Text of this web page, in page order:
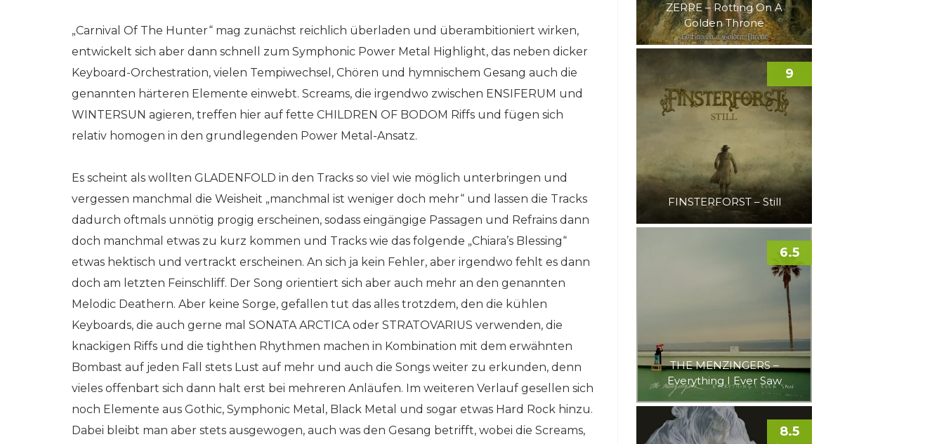
„Carnival Of The Hunter“ mag zunächst reichlich überladen und überambitioniert wirken,
entwickelt sich aber dann schnell zum Symphonic Power Metal Highlight, das neben dicker
Keyboard-Orchestration, vielen Tempiwechsel, Chören und hymnischem Gesang auch die
genannten härteren Elemente einwebt. Screams, die irgendwo zwischen ENSIFERUM und
WINTERSUN agieren, treffen hier auf fette CHILDREN OF BODOM Riffs und fügen sich
relativ homogen in den grundlegenden Power Metal-Ansatz.
Es scheint als wollten GLADENFOLD in den Tracks so viel wie möglich unterbringen und
vergessen manchmal die Weisheit „manchmal ist weniger doch mehr“ und lassen die Tracks
dadurch oftmals unnötig progig erscheinen, sodass eingängige Passagen und Refrains dann
doch manchmal etwas zu kurz kommen und Tracks wie das folgende „Chiara’s Blessing“
etwas hektisch und vertrackt erscheinen. An sich ja kein Fehler, aber irgendwo fehlt es dann
doch am letzten Feinschliff. Der Song orientiert sich aber auch mehr an den genannten
Melodic Deathern. Aber keine Sorge, gefallen tut das alles trotzdem, den die kühlen
Keyboards, die auch gerne mal SONATA ARCTICA oder STRATOVARIUS verwenden, die
knackigen Riffs und die tighthen Rhythmen machen in Kombination mit dem erwähnten
Bombast auf jeden Fall stets Lust auf mehr und auch die Songs weiter zu erkunden, denn
vieles offenbart sich dann halt erst bei mehreren Anläufen. Im weiteren Verlauf gesellen sich
noch Elemente aus Gothic, Symphonic Metal, Black Metal und sogar etwas Hard Rock hinzu.
Dabei bleibt man aber stets ausgewogen, auch was den Gesang betrifft, wobei die Screams,
ZERRE – Rotting On A
Golden Throne
FINSTERFORST – Still
9
THE MENZINGERS –
Everything I Ever Saw
6.5
8.5